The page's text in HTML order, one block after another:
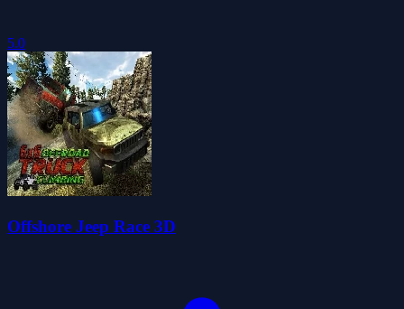
5.0
Offshore Jeep Race 3D